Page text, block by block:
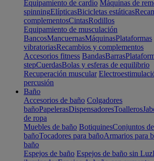
Equipamiento de cardio Máquinas de
spinningElípticasBicicletas estáticas
complementosCintasRodillos
Equipamiento de musculación
BancosMancuernasMáquinasPlataformas
vibratoriasRecambios y complementos
Accesorios fitness BandasBarras
stepCuerdasBolas y esferas de equilibrio
Recuperación muscular
percusión
Baño
Accesorios de baño Colgadores
bañoPapelerasDispensadoresToalleros
de ropa
Muebles de baño BotiquinesConjuntos
bañoTocadores para bañoArmarios para
baño
Espejos de baño Espejos de baño sin Luz